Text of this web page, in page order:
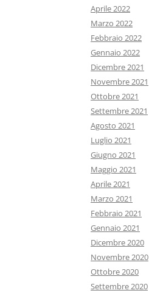
Aprile 2022
Marzo 2022
Febbraio 2022
Gennaio 2022
Dicembre 2021
Novembre 2021
Ottobre 2021
Settembre 2021
Agosto 2021
Luglio 2021
Giugno 2021
Maggio 2021
Aprile 2021
Marzo 2021
Febbraio 2021
Gennaio 2021
Dicembre 2020
Novembre 2020
Ottobre 2020
Settembre 2020